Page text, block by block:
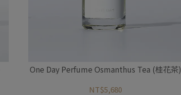
One Day Perfume Osmanthus Tea (桂花茶)
NT$5,680